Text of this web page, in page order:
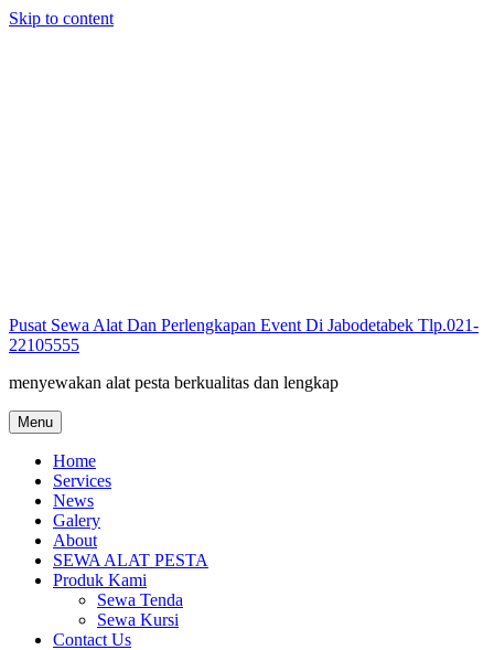
Skip to content
Pusat Sewa Alat Dan Perlengkapan Event Di Jabodetabek Tlp.021-
22105555
menyewakan alat pesta berkualitas dan lengkap
Menu
Home
Services
News
Galery
About
SEWA ALAT PESTA
Produk Kami
Sewa Tenda
Sewa Kursi
Contact Us